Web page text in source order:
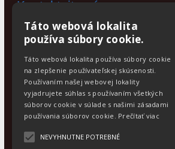
Kontaktujte nás
Po - Pia: 9:00 - 17:00
Newsletter
Odoberajte aktuálne novinky
Táto webová lokalita
používa súbory cookie.
Táto webová lokalita používa súbory cookie
na zlepšenie používateľskej skúsenosti.
Používaním našej webovej lokality
vyjadrujete súhlas s používaním všetkých
súborov cookie v súlade s našimi zásadami
používania súborov cookie. Prečítať viac
NEVYHNUTNE POTREBNÉ